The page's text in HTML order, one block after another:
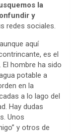
la
y
redes sociales.
aquí
es el
El hombre ha sido
potable a
en la
a lo lago del
Hay dudas
Unos
y otros de